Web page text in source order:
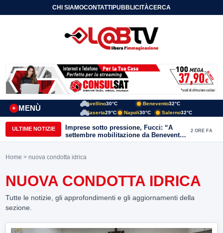
CHI SIAMOCONTATTIPUBBLICITÀCERCA
MENÙ
+
Avellino30°C Benevento32°C
Caserta29°C Napoli30°C Salerno32°C
ULTIME NOTIZIE
Imprese sotto pressione, Fucci: “A
settembre mobilitazione da Benevento
e Avellino”
2 ORE FA
Home > nuova condotta idrica
NUOVA CONDOTTA IDRICA
Tutte le notizie, gli approfondimenti e gli aggiornamenti della
sezione.